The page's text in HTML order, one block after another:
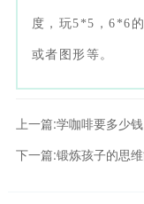
度，玩5*5，6*6
或者图形等。
上一篇:学咖啡要多少
下一篇:锻炼孩子的思